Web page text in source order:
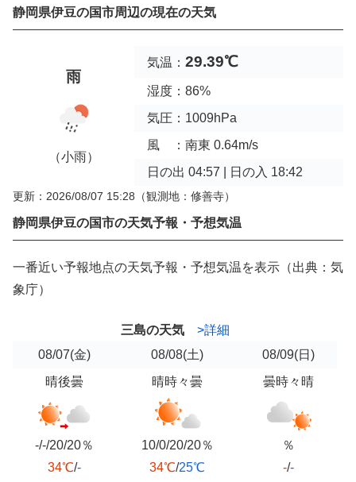
静岡県伊豆の国市周辺の現在の天気
雨
（小雨）
気温： 29.39℃
湿度：86%
気圧：1009hPa
風 ：南東 0.64m/s
日の出 04:57 | 日の入 18:42
更新：2026/08/07 15:28 （観測地：修善寺）
静岡県伊豆の国市の天気予報・予想気温
一番近い予報地点の天気予報・予想気温を表示（出典：気
象庁）
三島の天気
>詳細
08/07(金) 08/08(土) 08/09(日)
晴後曇
-/-/20/20％
34℃/-
晴時々曇
10/0/20/20％
34℃/25℃
曇時々晴
％
-/-